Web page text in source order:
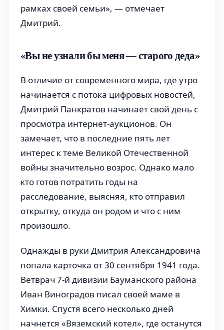
рамках своей семьи», — отмечает
Дмитрий.
«Вы не узнали бы меня — старого деда»
В отличие от современного мира, где утро
начинается с потока цифровых новостей,
Дмитрий Панкратов начинает свой день с
просмотра интернет-аукционов. Он
замечает, что в последние пять лет
интерес к теме Великой Отечественной
войны значительно возрос. Однако мало
кто готов потратить годы на
расследование, выясняя, кто отправил
открытку, откуда он родом и что с ним
произошло.
Однажды в руки Дмитрия Александровича
попала карточка от 30 сентября 1941 года.
Ветврач 7-й дивизии Бауманского района
Иван Виноградов писал своей маме в
Химки. Спустя всего несколько дней
начнется «Вяземский котел», где останутся